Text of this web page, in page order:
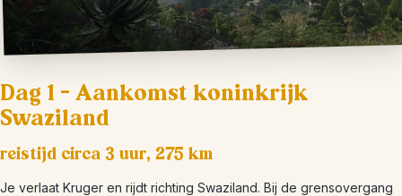
Dag 1 – Aankomst koninkrijk
Swaziland
reistijd circa 3 uur, 275 km
Je verlaat Kruger en rijdt richting Swaziland. Bij de grensovergang